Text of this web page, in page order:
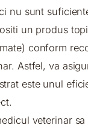
nu sunt
un produs
conform
Astfel, va
este unul
veterinar sa